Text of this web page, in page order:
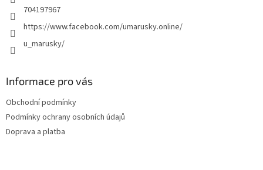
704197967
https://www.facebook.com/umarusky.online/
u_marusky/
Informace pro vás
Obchodní podmínky
Podmínky ochrany osobních údajů
Doprava a platba